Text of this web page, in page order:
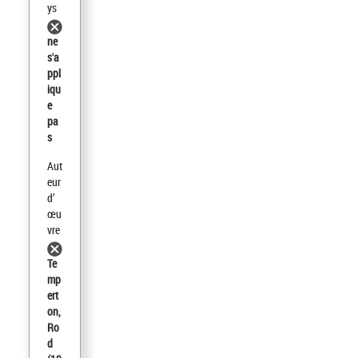
ys
ne
s'a
ppl
iqu
e
pa
s
Aut
eur
d’
œu
vre
Te
mp
ert
on,
Ro
d